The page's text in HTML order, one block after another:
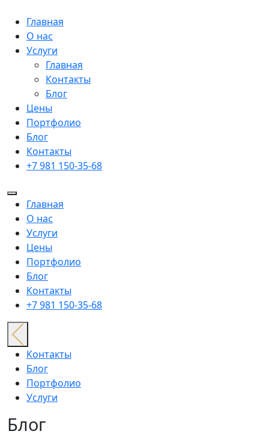
Главная
О нас
Услуги
Главная
Контакты
Блог
Цены
Портфолио
Блог
Контакты
+7 981 150-35-68
Главная
О нас
Услуги
Цены
Портфолио
Блог
Контакты
+7 981 150-35-68
Контакты
Блог
Портфолио
Услуги
Блог